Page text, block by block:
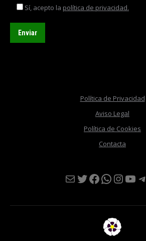
Sí, acepto la política de privacidad.
Política de Privacidad
Aviso Legal
Política de Cookies
Contacta
Mail Twitter Facebook WhatsApp InstagramYouTube Telegram